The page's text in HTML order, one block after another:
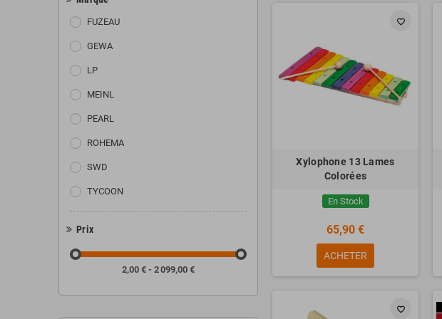
FUZEAU
GEWA
LP
MEINL
PEARL
ROHEMA
SWD
TYCOON
Prix
2,00 € - 2 099,00 €
favorite_border
Xylophone 13 Lames
Colorées
En Stock
65,90 €
ACHETER
favorite_border